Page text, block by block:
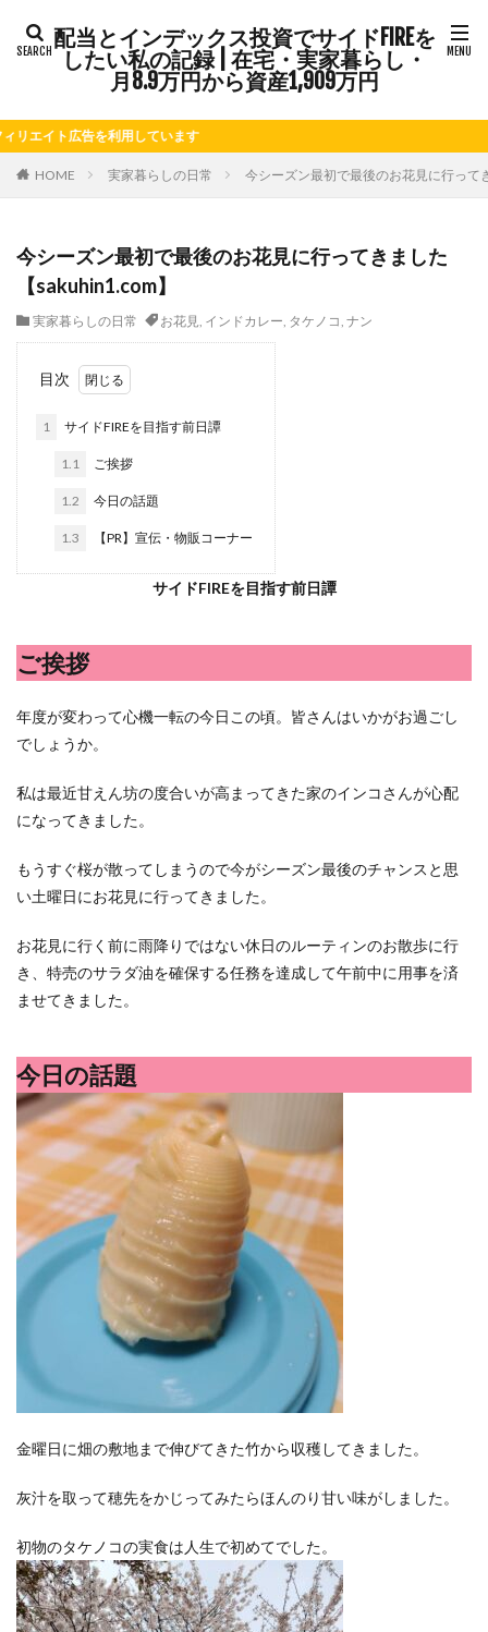
配当とインデックス投資でサイドFIREを
したい私の記録 | 在宅・実家暮らし・
月8.9万円から資産1,909万円
ト広告を利用しています
HOME 実家暮らしの日常 今シーズン最初で最後のお花見に行って
今シーズン最初で最後のお花見に行ってきました
【sakuhin1.com】
実家暮らしの日常 お花見, インドカレー, タケノコ, ナン
目次
1 サイドFIREを目指す前日譚
1.1 ご挨拶
1.2 今日の話題
1.3 【PR】宣伝・物販コーナー
サイドFIREを目指す前日譚
ご挨拶
年度が変わって心機一転の今日この頃。皆さんはいかがお過ごし
でしょうか。
私は最近甘えん坊の度合いが高まってきた家のインコさんが心配
になってきました。
もうすぐ桜が散ってしまうので今がシーズン最後のチャンスと思
い土曜日にお花見に行ってきました。
お花見に行く前に雨降りではない休日のルーティンのお散歩に行
き、特売のサラダ油を確保する任務を達成して午前中に用事を済
ませてきました。
今日の話題
金曜日に畑の敷地まで伸びてきた竹から収穫してきました。
灰汁を取って穂先をかじってみたらほんのり甘い味がしました。
初物のタケノコの実食は人生で初めてでした。
タグ
FIRE Kindle出版 LINE
LINEスタンプ
さつまいも
じゃがいも
ふるさと納税
ほうれん草 めんつゆ
ようかん
ららぽーと
アニマルカフェ アメブロ
アリゴ
インドカレー
オクラ
オニオングラタンスープ
キナウリ
キュウリ
クリア特典
ゲーム
コストコ
コーヒーフレッシュ
ゴールデンウィーク
サイドFIRE
シシトウ
シャインマスカット
シルクスイート
ジェノベーゼソース
ストレス
セキセイインコ セミリタイア
チーズ
トウモロコシ
トマト ドリンク
ナゲット
ハッシュドポテト
ハム
ハローワーク
ハンターズヴィレッジ
パスタ
ビワ ビーフシチュー
ペット
ペペロンチーノ ホエイ
ホットケーキ
ミネストローネ
メロン
メロン狩り
メンチカツ
仕事
卵 卵料理
和菓子
和風パスタ 図書館 外耳炎
大学芋
大根 天日干し
太陽のタマゴ
宝探し
実家暮らし
家庭菜園
家庭菜園、 野菜、サツマイモ
家庭菜園、スイカ
手作り 投資
投資信託
掛川花鳥園
携帯キャリア
料理、ジェノベーゼソース
料理、スクランブルエッグ
明治村
枝豆
柚子 柿 株主優待
株式投資
桃
梅 梅干し 楽天
楽天モバイル
玉ねぎ
玉子焼き 瓜 畑仕事
白桃
白菜
眠気 眠気対策 睡眠
絹さや
耳かき 耳掃除
自社製品
芋ようかん
芽キャベツ
茎ブロッコリー